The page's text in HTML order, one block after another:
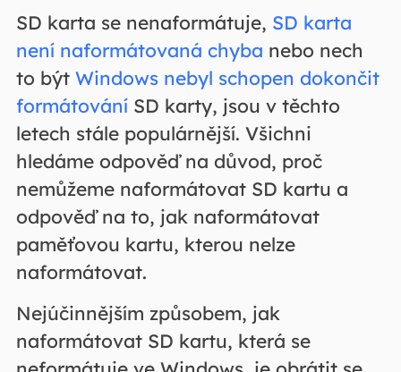
SD karta se nenaformátuje, SD karta
není naformátovaná chyba nebo nech
to být Windows nebyl schopen dokončit
formátováníSD karty, jsou v těchto
letech stále populárnější. Všichni
hledáme odpověď na důvod, proč
nemůžeme naformátovat SD kartu a
odpověď na to, jak naformátovat
paměťovou kartu, kterou nelze
naformátovat.
Nejúčinnějším způsobem, jak
naformátovat SD kartu, která se